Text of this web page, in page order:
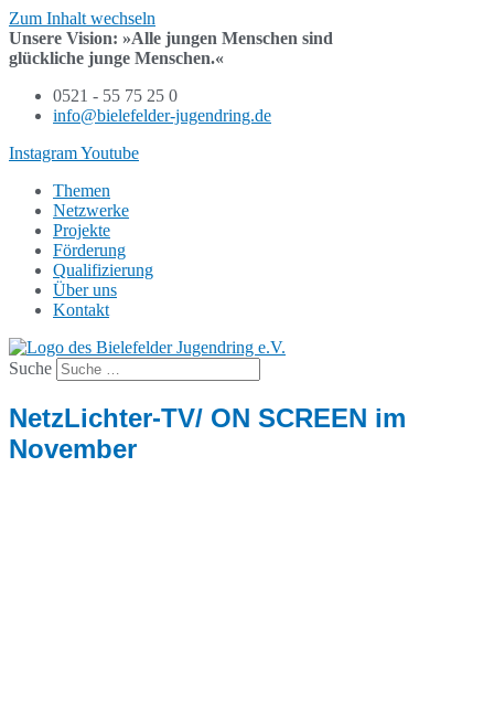
Zum Inhalt wechseln
Unsere Vision: »Alle jungen Menschen sind
glückliche junge Menschen.«
0521 - 55 75 25 0
info@bielefelder-jugendring.de
InstagramYoutube
Themen
Netzwerke
Projekte
Förderung
Qualifizierung
Über uns
Kontakt
Suche
NetzLichter-TV/ ON SCREEN im
November